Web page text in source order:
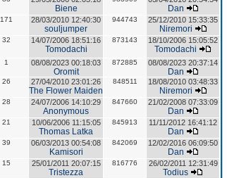
Biene Dan
171 28/03/2010 12:40:30
souljumper
944743 25/12/2010 15:33:35
Niremori
32 14/07/2006 18:51:16
Tomodachi
873143 18/10/2006 15:05:52
Tomodachi
1 08/08/2023 00:18:03
Oromit
872885 08/08/2023 20:37:14
Dan
26 27/04/2010 23:01:26
The Flower Maiden
848511 18/08/2010 03:48:33
Niremori
28 24/07/2006 14:10:29
Anonymous
847660 21/02/2008 07:33:09
Dan
21 10/06/2006 11:15:05
Thomas Latka
845913 11/11/2012 16:41:12
Dan
39 06/03/2013 00:54:08
Kamisori
842069 12/02/2016 06:09:50
Dan
15 25/01/2011 20:07:15
Tristezza
816776 26/02/2011 12:31:49
Todius